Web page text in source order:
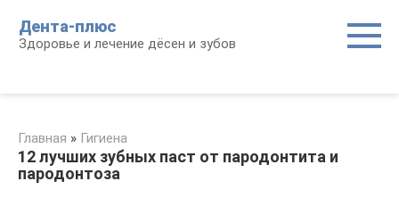
контенту
Дента-плюс
Здоровье и лечение дёсен и зубов
Главная » Гигиена
12 лучших зубных паст от пародонтита и
пародонтоза